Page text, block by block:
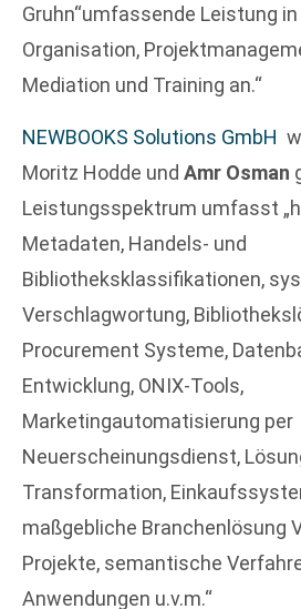
Gruhn“umfassende Leistung
Organisation,
Mediation und Training an.“
NEWBOOKS Solutions GmbH
Moritz Hodde und Amr Osman
Leistungsspektrum umfasst
Metadaten, Handels- und
Bibliotheksklassifikationen,
Verschlagwortung,
Procurement Systeme,
Entwicklung, ONIX-Tools,
Marketingautomatisierung per
Neuerscheinungsdienst,
Transformation,
maßgebliche Branchenlösung
Projekte, semantische
Anwendungen u.v.m.“